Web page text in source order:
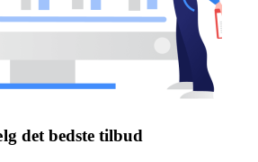
det bedste tilbud